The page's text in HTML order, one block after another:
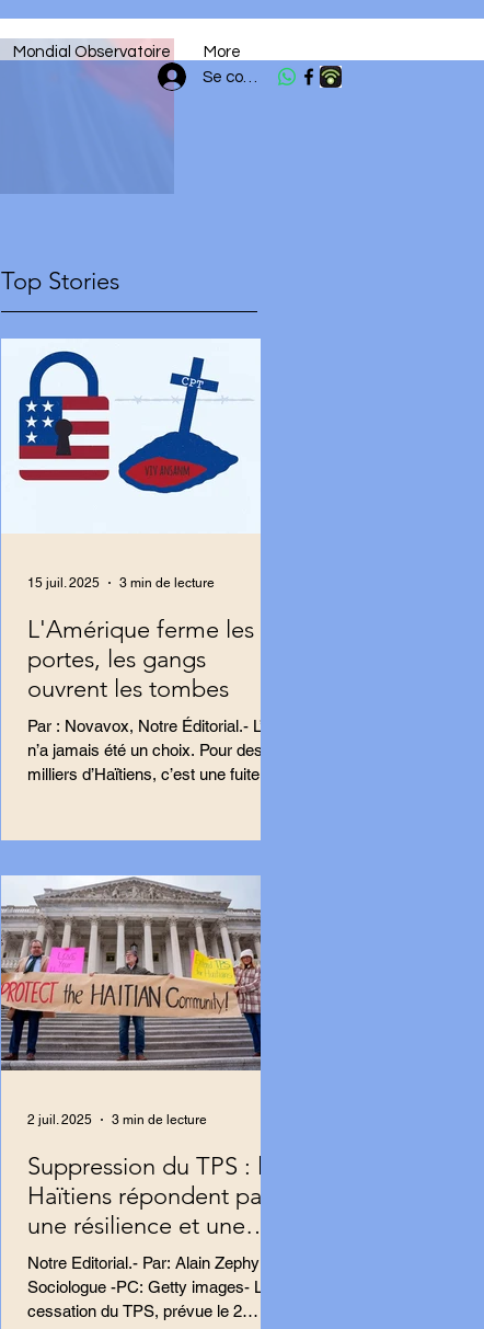
Mondial Observatoire More
Se connecter
Top Stories
L'Amérique ferme les
portes, les gangs
ouvrent les tombes
Par : Novavox, Notre Éditorial.- L’exil
n’a jamais été un choix. Pour des
milliers d’Haïtiens, c’est une fuite,
15 juil. 2025 3 min de lecture
Suppression du TPS : les
Haïtiens répondent par
une résilience et une
résistance farouches
Notre Editorial.- Par: Alain Zephyr,
Sociologue -PC: Getty images- La
cessation du TPS, prévue le 2
2 juil. 2025 3 min de lecture